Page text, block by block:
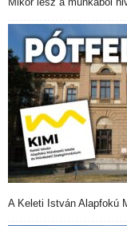
A Keleti István Alapfokú